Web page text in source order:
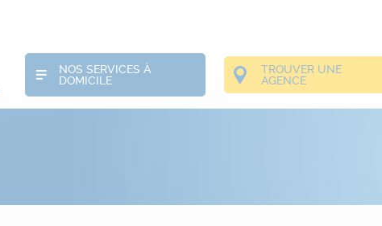
NOS SERVICES À
DOMICILE
TROUVER UNE
AGENCE